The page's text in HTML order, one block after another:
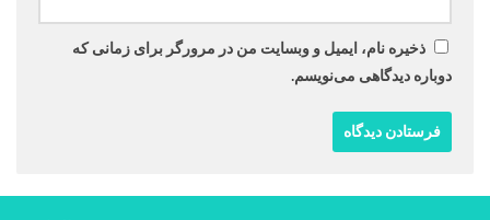
ذخیره نام، ایمیل و وبسایت من در مرورگر برای زمانی که
دوباره دیدگاهی می‌نویسم.